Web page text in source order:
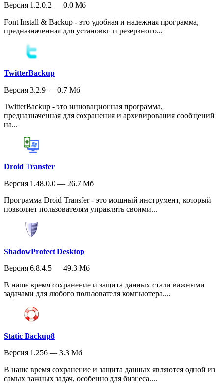
Версия 1.2.0.2 — 0.0 Мб
Font Install & Backup - это удобная и надежная программа,
предназначенная для установки и резервного...
TwitterBackup
Версия 3.2.9 — 0.7 Мб
TwitterBackup - это инновационная программа,
предназначенная для сохранения и архивирования сообщений
на...
Droid Transfer
Версия 1.48.0.0 — 26.7 Мб
Программа Droid Transfer - это мощный инструмент, который
позволяет пользователям управлять своими...
ShadowProtect Desktop
Версия 6.8.4.5 — 49.3 Мб
В наше время сохранение и защита данных стали важными
задачами для любого пользователя компьютера....
Static Backup8
Версия 1.256 — 3.3 Мб
В наше время сохранение и защита данных являются одной из
самых важных задач, особенно для бизнеса....